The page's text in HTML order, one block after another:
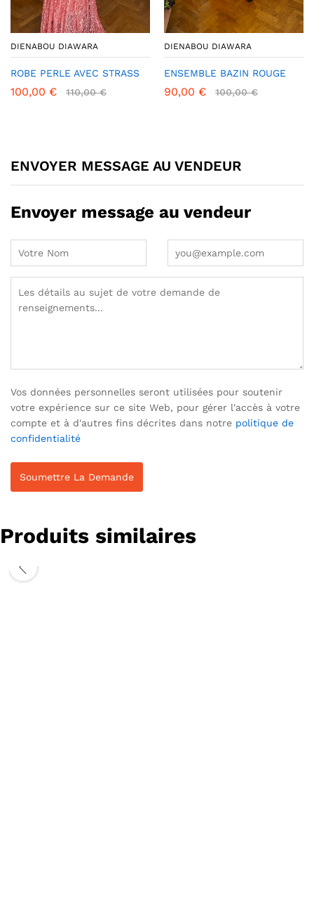
DIENABOU DIAWARA
ROBE PERLE AVEC STRASS
100,00 € 110,00€
DIENABOU DIAWARA
ENSEMBLE BAZIN ROUGE
90,00 € 100,00€
ENVOYER MESSAGE AU VENDEUR
Envoyer message au vendeur
Vos données personnelles seront utilisées pour soutenir
votre expérience sur ce site Web, pour gérer l'accès à votre
compte et à d'autres fins décrites dans notre politique de
confidentialité
Produits similaires